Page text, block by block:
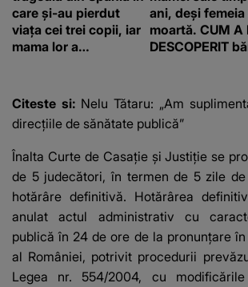
care și-au pierdut
viața cei trei copii, iar
mama lor a…
ani, deși femeia
moartă. CUM A
DESCOPERIT
banii obținuți?
E COLOSALĂ
Citeste si: Nelu Tătaru: „Am
direcţiile de sănătate publică”
Înalta Curte de Casație și Justiție se
de 5 judecători, în termen de 5 zile
hotărâre definitivă. Hotărârea
anulat actul administrativ cu
publică în 24 de ore de la pronunțare
al României, potrivit procedurii
Legea nr. 554/2004, cu